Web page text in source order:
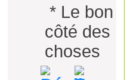
* Le bon
côté des
choses